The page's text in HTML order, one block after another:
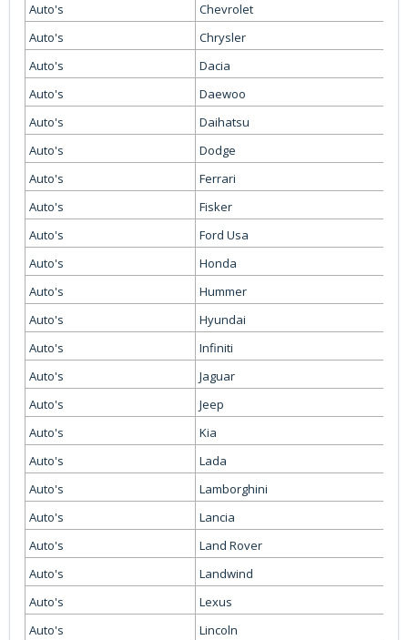
Auto's
Chevrolet
Auto's
Chrysler
Auto's
Dacia
Auto's
Daewoo
Auto's
Daihatsu
Auto's
Dodge
Auto's
Ferrari
Auto's
Fisker
Auto's
Ford Usa
Auto's
Honda
Auto's
Hummer
Auto's
Hyundai
Auto's
Infiniti
Auto's
Jaguar
Auto's
Jeep
Auto's
Kia
Auto's
Lada
Auto's
Lamborghini
Auto's
Lancia
Auto's
Land Rover
Auto's
Landwind
Auto's
Lexus
Auto's
Lincoln